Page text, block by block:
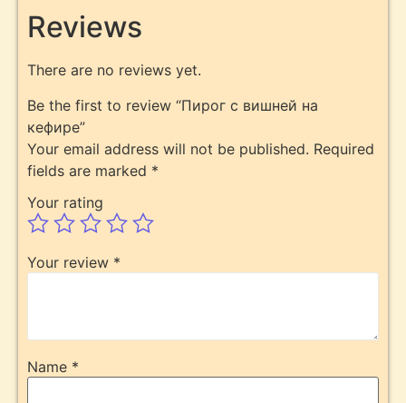
Reviews
There are no reviews yet.
Be the first to review “Пирог с вишней на
кефире”
Your email address will not be published. Required
fields are marked *
Your rating
Your review *
Name *